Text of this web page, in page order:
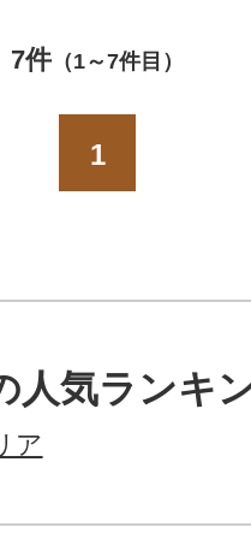
7件（1～7件目）
1
人気ランキ
ア